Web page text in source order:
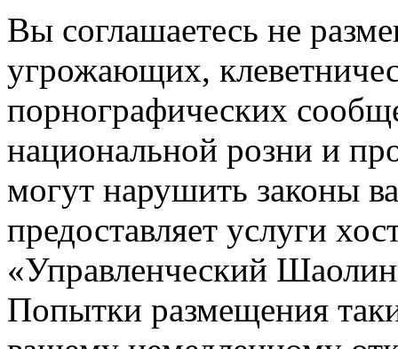
Вы соглашаетесь не
угрожающих,
порнографических
национальной розни и
могут нарушить законы
предоставляет услуги
«Управленческий
Попытки размещения